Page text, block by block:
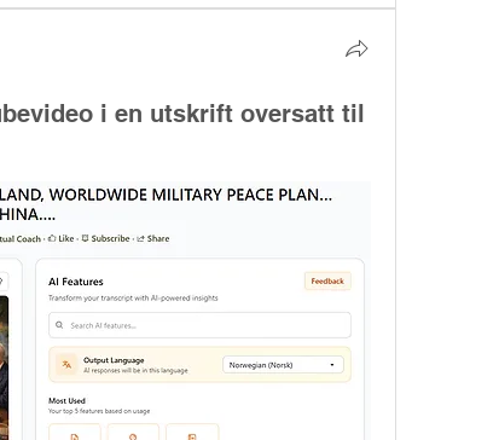
i en utskrift oversatt til